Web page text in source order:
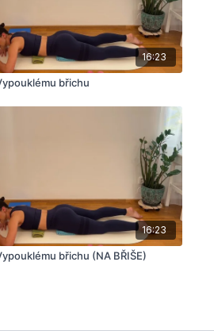
16:23
břichu
16:23
břichu (NA BŘIŠE)